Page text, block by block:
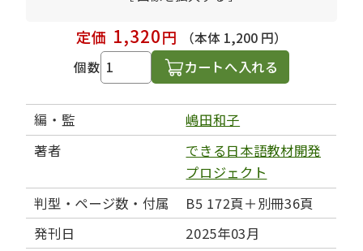
定価 1,320円
（本体 1,200 円）
個数
カートへ入れる
編・監
嶋田和子
著者
できる日本語教材開発
プロジェクト
判型・ページ数・付属
B5 172頁＋別冊36頁
発刊日
2025年03月